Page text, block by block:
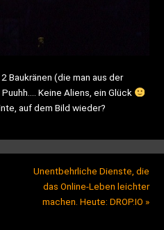
Baukränen (die man aus der
Keine Aliens, ein Glück
auf dem Bild wieder?
Unentbehrliche Dienste, die
das Online-Leben leichter
machen. Heute: DROP.IO »